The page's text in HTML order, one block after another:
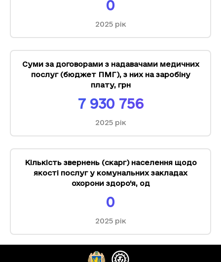
0
2025рік
Суми за договорами з надавачами медичних
послуг (бюджет ПМГ), з них на заробіну
плату, грн
7 930 756
2025рік
Кількість звернень (скарг) населення щодо
якості послуг у комунальних закладах
охорони здоро'я, од
0
2025рік